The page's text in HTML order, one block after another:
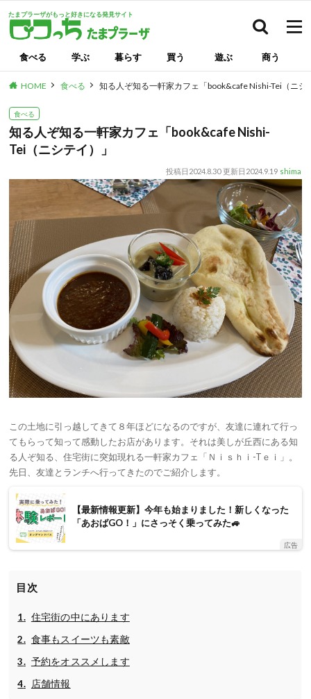
たまプラーザがもっと好きになる発見サイト
食べる 学ぶ 暮らす 買う 遊ぶ 商う
HOME 食べる 知る人ぞ知る一軒家カフェ「book&cafe Nishi-Tei（ニシ
食べる
知る人ぞ知る一軒家カフェ「book&cafe Nishi-
Tei（ニシテイ）」
投稿日 2024.8.30 更新日 2024.9.19 shima
この土地に引っ越してきて８年ほどになるのですが、友達に連れて行っ
てもらって知って感動したお店があります。それは美しが丘西にある知
る人ぞ知る、住宅街に突如現れる一軒家カフェ「Ｎｉｓｈｉ-Tｅｉ」。
先日、友達とランチへ行ってきたのでご紹介します。
【最新情報更新】今年も始まりました！新しくなった
「あおばGO！」にさっそく乗ってみた🚙
広告
目次
住宅街の中にあります
食事もスイーツも素敵
予約をオススメします
店舗情報